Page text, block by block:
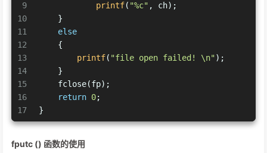
9
10
11
12
13
14
15
16
17
printf( "%c" , ch);
    }
else
    {
printf( "file open failed! \n");
    }
    fclose(fp);
return 0;
}
fputc () 函数的使用